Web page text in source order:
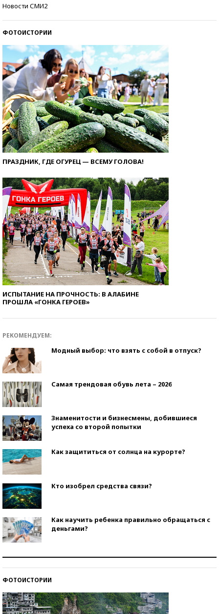
Новости СМИ2
ФОТОИСТОРИИ
ПРАЗДНИК, ГДЕ ОГУРЕЦ — ВСЕМУ ГОЛОВА!
ИСПЫТАНИЕ НА ПРОЧНОСТЬ: В АЛАБИНЕ
ПРОШЛА «ГОНКА ГЕРОЕВ»
РЕКОМЕНДУЕМ:
Модный выбор: что взять с собой в отпуск?
Самая трендовая обувь лета – 2026
Знаменитости и бизнесмены, добившиеся
успеха со второй попытки
Как защититься от солнца на курорте?
Кто изобрел средства связи?
Как научить ребенка правильно обращаться с
деньгами?
ФОТОИСТОРИИ